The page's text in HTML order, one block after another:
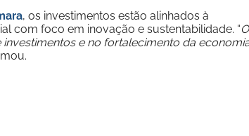
, os investimentos estão alinhados à
com foco em inovação e sustentabilidade. “O
e no fortalecimento da